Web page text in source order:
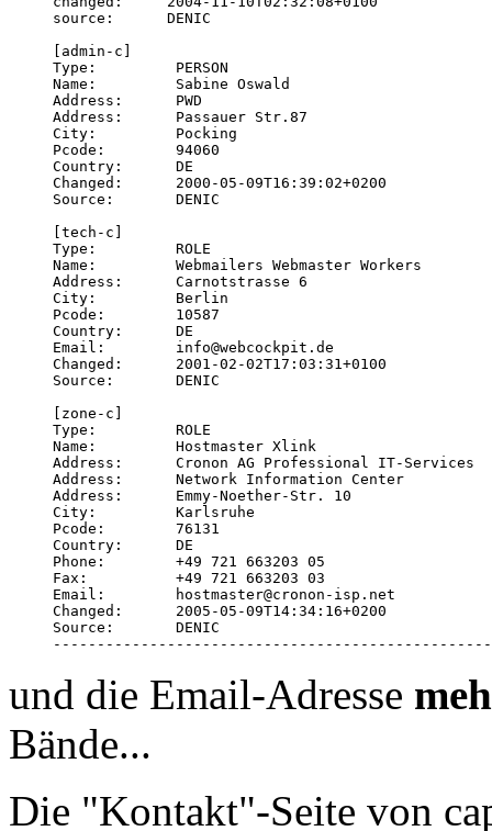
source:      DENIC
[admin-c]
Type:         PERSON
Name:         Sabine Oswald
Address:      PWD
Address:      Passauer Str.87
City:         Pocking
Pcode:        94060
Country:      DE
Changed:      2000-05-09T16:39:02+0200
Source:       DENIC
[tech-c]
Type:         ROLE
Name:         Webmailers Webmaster Workers
Address:      Carnotstrasse 6
City:         Berlin
Pcode:        10587
Country:      DE
Email:        info@webcockpit.de
Changed:      2001-02-02T17:03:31+0100
Source:       DENIC
[zone-c]
Type:         ROLE
Name:         Hostmaster Xlink
Address:      Cronon AG Professional IT-Services
Address:      Network Information Center
Address:      Emmy-Noether-Str. 10
City:         Karlsruhe
Pcode:        76131
Country:      DE
Phone:        +49 721 663203 05
Fax:          +49 721 663203 03
Email:        hostmaster@cronon-isp.net
Changed:      2005-05-09T14:34:16+0200
Source:       DENIC
und die Email-Adresse
Bände...
Die "Kontakt"-Seite von